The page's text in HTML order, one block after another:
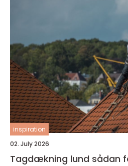
inspiration
02. July 2026
Tagdækning lund sådan får du et holdbart